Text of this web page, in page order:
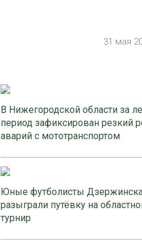
31 мая
В Нижегородской области за
период зафиксирован резкий
аварий с мототранспортом
Юные футболисты
разыграли путёвку на
турнир